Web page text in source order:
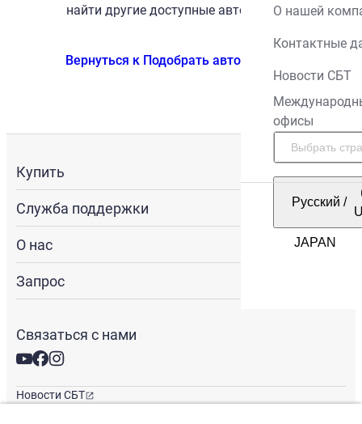
О нашей
Контактные
Новости СБТ
офисы
Русский /
найти другие доступные автомобили.
Вернуться к Подобрать автомобиль
Купить
Служба поддержки
О нас
Запрос
Связаться с нами
Новости СБТ